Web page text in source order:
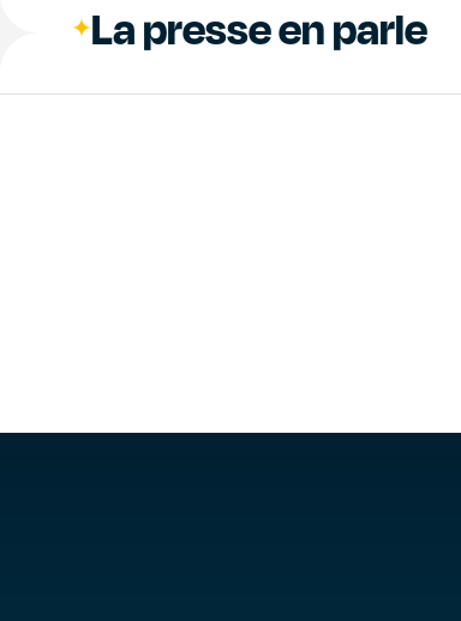
La presse en parle